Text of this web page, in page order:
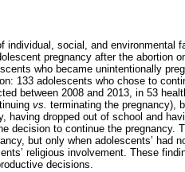
social, and environmental
pregnancy after the abortion
who became unintentionally
133 adolescents who chose to
between 2008 and 2013, in 53
vs. terminating the pregnancy),
having dropped out of school and
decision to continue the pregnancy.
but only when adolescents’ had
religious involvement. These
decisions.